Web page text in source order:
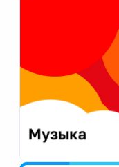
Екатеринбург
Калининград
Калуга